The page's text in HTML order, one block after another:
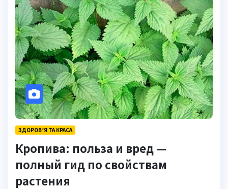
ЗДОРОВ’Я ТА КРАСА
Кропива: польза и вред —
полный гид по свойствам
растения